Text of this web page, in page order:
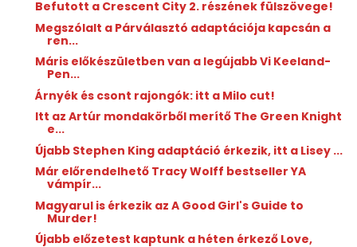
Befutott a Crescent City 2. részének fülszövege!
Megszólalt a Párválasztó adaptációja kapcsán a
ren...
Máris előkészületben van a legújabb Vi Keeland-
Pen...
Árnyék és csont rajongók: itt a Milo cut!
Itt az Artúr mondakörből merítő The Green Knight
e...
Újabb Stephen King adaptáció érkezik, itt a Lisey ...
Már előrendelhető Tracy Wolff bestseller YA
vámpír...
Magyarul is érkezik az A Good Girl's Guide to
Murder!
Újabb előzetest kaptunk a héten érkező Love,